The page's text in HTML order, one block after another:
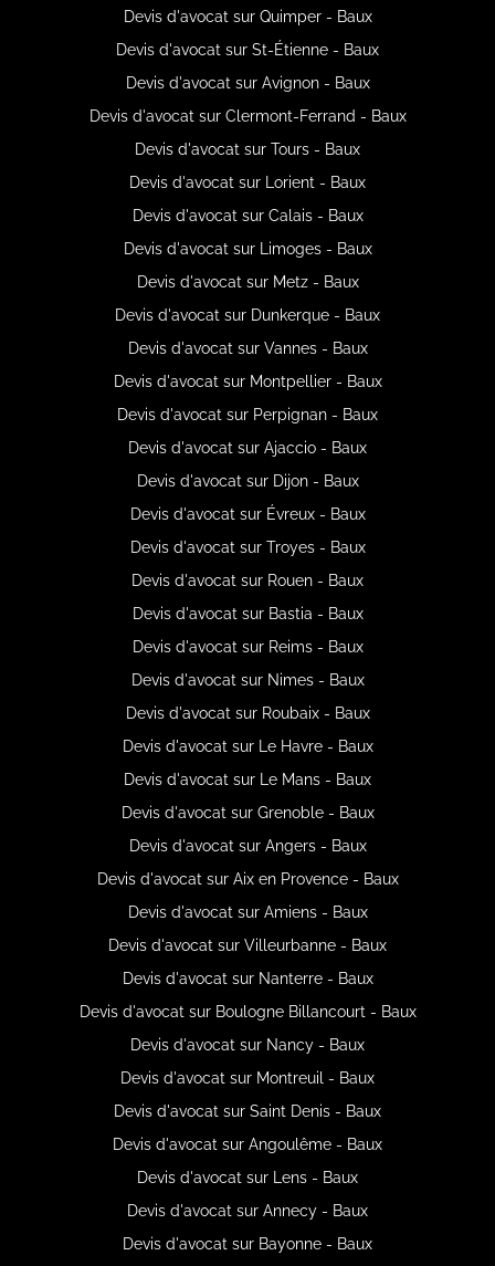
Devis d'avocat sur Quimper - Baux
Devis d'avocat sur St-Étienne - Baux
Devis d'avocat sur Avignon - Baux
Devis d'avocat sur Clermont-Ferrand - Baux
Devis d'avocat sur Tours - Baux
Devis d'avocat sur Lorient - Baux
Devis d'avocat sur Calais - Baux
Devis d'avocat sur Limoges - Baux
Devis d'avocat sur Metz - Baux
Devis d'avocat sur Dunkerque - Baux
Devis d'avocat sur Vannes - Baux
Devis d'avocat sur Montpellier - Baux
Devis d'avocat sur Perpignan - Baux
Devis d'avocat sur Ajaccio - Baux
Devis d'avocat sur Dijon - Baux
Devis d'avocat sur Évreux - Baux
Devis d'avocat sur Troyes - Baux
Devis d'avocat sur Rouen - Baux
Devis d'avocat sur Bastia - Baux
Devis d'avocat sur Reims - Baux
Devis d'avocat sur Nimes - Baux
Devis d'avocat sur Roubaix - Baux
Devis d'avocat sur Le Havre - Baux
Devis d'avocat sur Le Mans - Baux
Devis d'avocat sur Grenoble - Baux
Devis d'avocat sur Angers - Baux
Devis d'avocat sur Aix en Provence - Baux
Devis d'avocat sur Amiens - Baux
Devis d'avocat sur Villeurbanne - Baux
Devis d'avocat sur Nanterre - Baux
Devis d'avocat sur Boulogne Billancourt - Baux
Devis d'avocat sur Nancy - Baux
Devis d'avocat sur Montreuil - Baux
Devis d'avocat sur Saint Denis - Baux
Devis d'avocat sur Angoulême - Baux
Devis d'avocat sur Lens - Baux
Devis d'avocat sur Annecy - Baux
Devis d'avocat sur Bayonne - Baux